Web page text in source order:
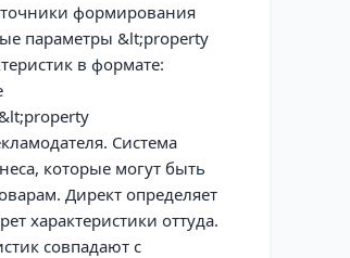
формирования
параметры &lt;property
в формате:
Система
которые могут быть
Директ определяет
характеристики оттуда.
совпадают с